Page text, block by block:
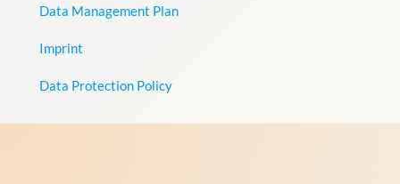
Data Management Plan
Imprint
Data Protection Policy